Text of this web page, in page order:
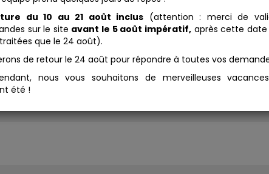
Jaune Tournesol est un
de cadmium très prisé
le domaine artistique. Il offre
couleur vive, lumineuse et
Il est couramment utilisé
teinter les peintures
les huiles naturelles, les
ainsi que les enduits à
ou à l'argile.
Ajouter au panier
⚠️ Consignes de sécurité
du 10 au 21 août inclus (attention : merci de
sur le site avant le 5 août impératif,après cette date
que le 24 août).
de retour le 24 août pour répondre à toutes vos
nous vous souhaitons de merveilleuses
été !